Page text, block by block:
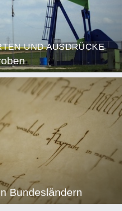
UND AUSDRÜCKE
Bundesländern